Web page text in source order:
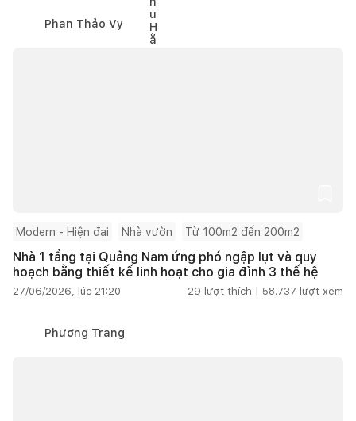
Phan Thảo Vy
Modern - Hiện đại Nhà vườn Từ 100m2 đến 200m2
Nhà 1 tầng tại Quảng Nam ứng phó ngập lụt và quy
hoạch bằng thiết kế linh hoạt cho gia đình 3 thế hệ
27/06/2026, lúc 21:20 29 lượt thích | 58.737 lượt xem
Phương Trang